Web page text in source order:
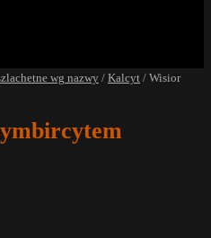
wg nazwy / Kalcyt / Wisior